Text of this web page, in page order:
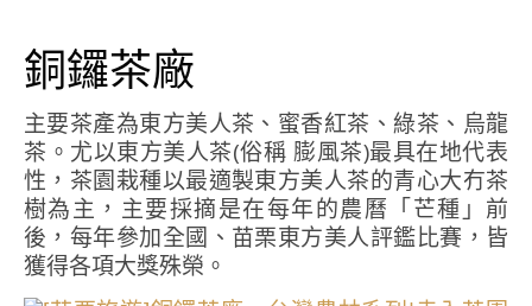
銅鑼茶廠
主要茶產為東方美人茶、蜜香紅茶、綠茶、烏龍
茶。尤以東方美人茶(俗稱 膨風茶)最具在地代表
性，茶園栽種以最適製東方美人茶的青心大冇茶
樹為主，主要採摘是在每年的農曆「芒種」前
後，每年參加全國、苗栗東方美人評鑑比賽，皆
獲得各項大獎殊榮。